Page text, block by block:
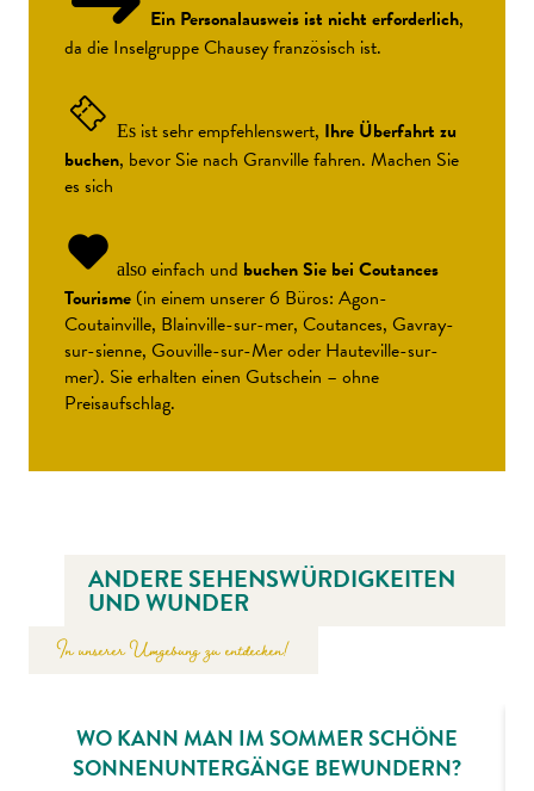
Ein Personalausweis ist nicht erforderlich,
da die Inselgruppe Chausey französisch ist.
Es ist sehr empfehlenswert, Ihre Überfahrt zu
buchen, bevor Sie nach Granville fahren. Machen Sie
es sich
also einfach und buchen Sie bei Coutances
Tourisme (in einem unserer 6 Büros: Agon-
Coutainville, Blainville-sur-mer, Coutances, Gavray-
sur-sienne, Gouville-sur-Mer oder Hauteville-sur-
mer). Sie erhalten einen Gutschein – ohne
Preisaufschlag.
ANDERE SEHENSWÜRDIGKEITEN
UND WUNDER
In unserer Umgebung zu entdecken!
WO KANN MAN IM SOMMER SCHÖNE
SONNENUNTERGÄNGE BEWUNDERN?